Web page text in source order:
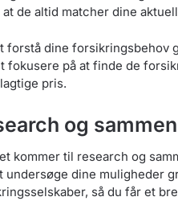
at de altid matcher dine
forstå dine forsikringsbehov
fokusere på at finde de
pris.
og
kommer til research og
undersøge dine muligheder
så du får et